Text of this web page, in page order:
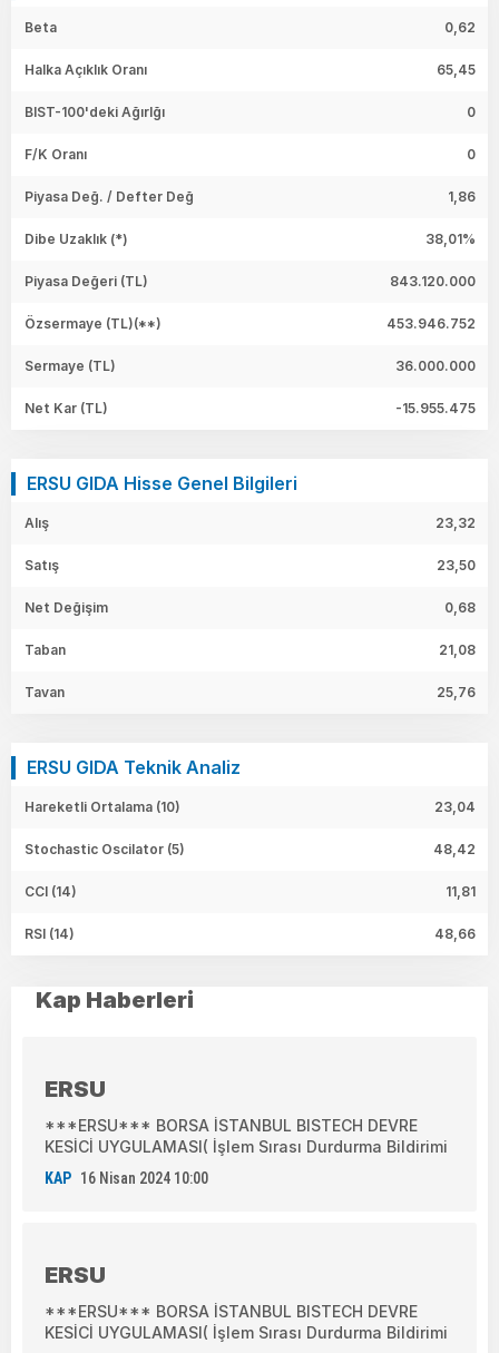
Beta 0,62
Halka Açıklık Oranı 65,45
BIST-100'deki Ağırlğı 0
F/K Oranı 0
Piyasa Değ. / Defter Değ 1,86
Dibe Uzaklık (*) 38,01%
Piyasa Değeri (TL) 843.120.000
Özsermaye (TL)(**) 453.946.752
Sermaye (TL) 36.000.000
Net Kar (TL) -15.955.475
ERSU GIDA Hisse Genel Bilgileri
Alış 23,32
Satış 23,50
Net Değişim 0,68
Taban 21,08
Tavan 25,76
ERSU GIDA Teknik Analiz
Hareketli Ortalama (10) 23,04
Stochastic Oscilator (5) 48,42
CCI (14) 11,81
RSI (14) 48,66
Kap Haberleri
ERSU
***ERSU*** BORSA İSTANBUL BISTECH DEVRE
KESİCİ UYGULAMASI( İşlem Sırası Durdurma Bildirimi
KAP 16 Nisan 2024 10:00
ERSU
***ERSU*** BORSA İSTANBUL BISTECH DEVRE
KESİCİ UYGULAMASI( İşlem Sırası Durdurma Bildirimi